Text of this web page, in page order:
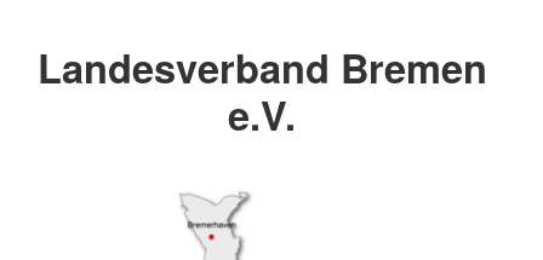
Landesverband Bremen
e.V.